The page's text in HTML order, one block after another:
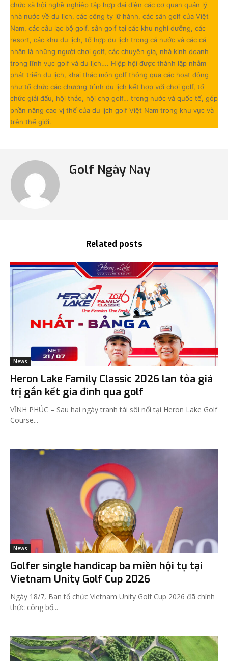
chức xã hội nghề nghiệp tập hợp đại diện các cơ quan quản lý
nhà nước về du lịch, các công ty lữ hành, các sân golf của Việt
Nam, các câu lạc bộ golf, sân golf tại các khu nghỉ dưỡng, các
resort, các khu du lịch, tổ hợp du lịch trong cả nước và các cá
nhân là những người chơi golf, các chuyên gia, nhà kinh doanh
trong lĩnh vực golf và du lịch…. Hiệp hội được thành lập nhằm
phát triển du lịch, khai thác môn golf thông qua các hoạt động
như tổ chức các chương trình du lịch kết hợp với chơi golf, tổ
chức giải đấu, hội thảo, hội chợ golf… trong nước và quốc tế, góp
phần nâng cao vị thế của du lịch golf Việt Nam trong khu vực và
trên thế giới.
Golf Ngày Nay
Related posts
News
Heron Lake Family Classic 2026 lan tỏa giá
trị gắn kết gia đình qua golf
VĨNH PHÚC – Sau hai ngày tranh tài sôi nổi tại Heron Lake Golf
Course...
News
Golfer single handicap ba miền hội tụ tại
Vietnam Unity Golf Cup 2026
Ngày 18/7, Ban tổ chức Vietnam Unity Golf Cup 2026 đã chính
thức công bố...